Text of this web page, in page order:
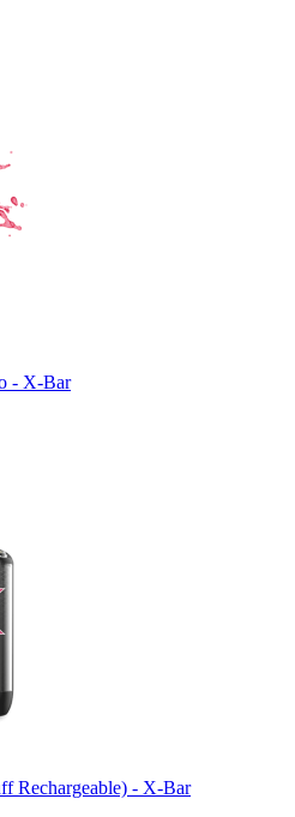
- X-Bar
Rechargeable) - X-Bar